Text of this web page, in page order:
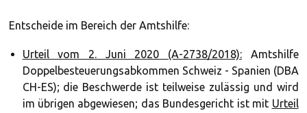
Entscheide im Bereich der Amtshilfe:
Urteil vom 2. Juni 2020 (A-2738/2018):Amtshilfe
Doppelbesteuerungsabkommen Schweiz - Spanien (DBA
CH-ES); die Beschwerde ist teilweise zulässig und wird
im übrigen abgewiesen; das Bundesgericht ist mit Urteil